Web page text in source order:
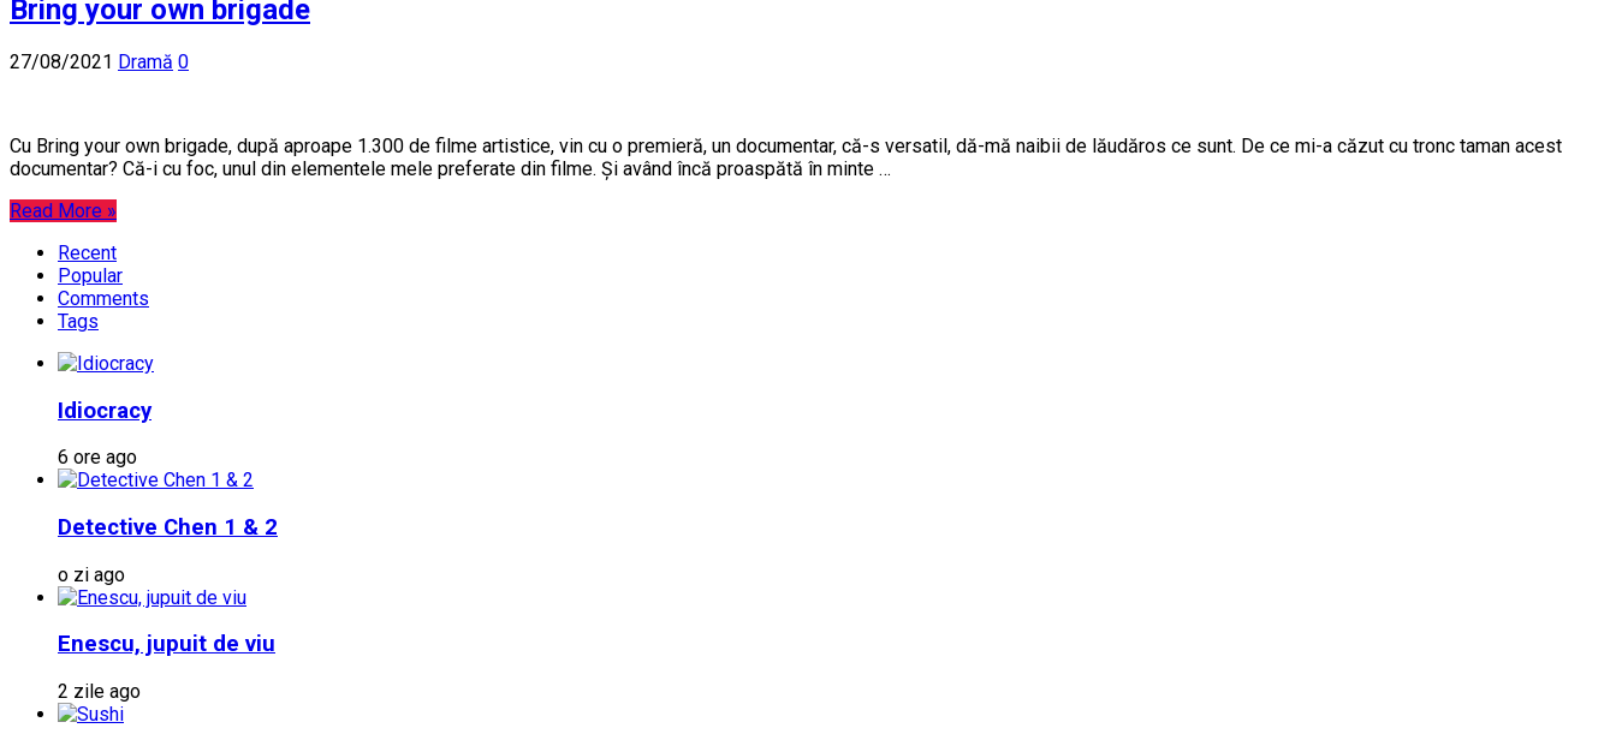
Bring your own brigade
27/08/2021 Dramă 0
Cu Bring your own brigade, după aproape 1.300 de filme artistice, vin cu o premieră, un documentar, că-s versatil, dă-mă naibii de lăudăros ce sunt. De ce mi-a căzut cu tronc taman acest
documentar? Că-i cu foc, unul din elementele mele preferate din filme. Și având încă proaspătă în minte …
Read More »
Recent
Popular
Comments
Tags
Idiocracy
6 ore ago
Detective Chen 1 & 2
o zi ago
Enescu, jupuit de viu
2 zile ago